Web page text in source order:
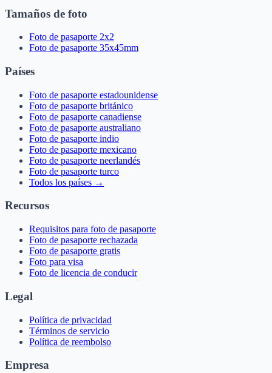
Tamaños de foto
Foto de pasaporte 2x2
Foto de pasaporte 35x45mm
Países
Foto de pasaporte estadounidense
Foto de pasaporte británico
Foto de pasaporte canadiense
Foto de pasaporte australiano
Foto de pasaporte indio
Foto de pasaporte mexicano
Foto de pasaporte neerlandés
Foto de pasaporte turco
Todos los países →
Recursos
Requisitos para foto de pasaporte
Foto de pasaporte rechazada
Foto de pasaporte gratis
Foto para visa
Foto de licencia de conducir
Legal
Política de privacidad
Términos de servicio
Política de reembolso
Empresa